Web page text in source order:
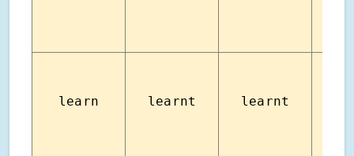
learn learnt learnt